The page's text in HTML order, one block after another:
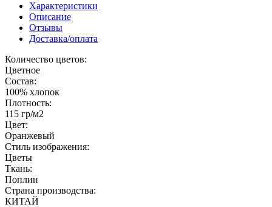
Характеристики
Описание
Отзывы
Доставка/оплата
Количество цветов:
Цветное
Состав:
100% хлопок
Плотность:
115 гр/м2
Цвет:
Оранжевый
Стиль изображения:
Цветы
Ткань:
Поплин
Страна производства:
КИТАЙ